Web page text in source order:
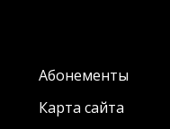
Абонементы
Карта сайта